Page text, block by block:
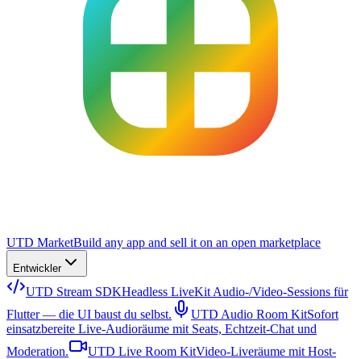
UTD MarketBuild any app and sell it on an open marketplace
Entwickler
UTD Stream SDKHeadless LiveKit Audio-/Video-Sessions für
Flutter — die UI baust du selbst.
UTD Audio Room KitSofort
einsatzbereite Live-Audioräume mit Seats, Echtzeit-Chat und
Moderation.
UTD Live Room KitVideo-Liveräume mit Host-